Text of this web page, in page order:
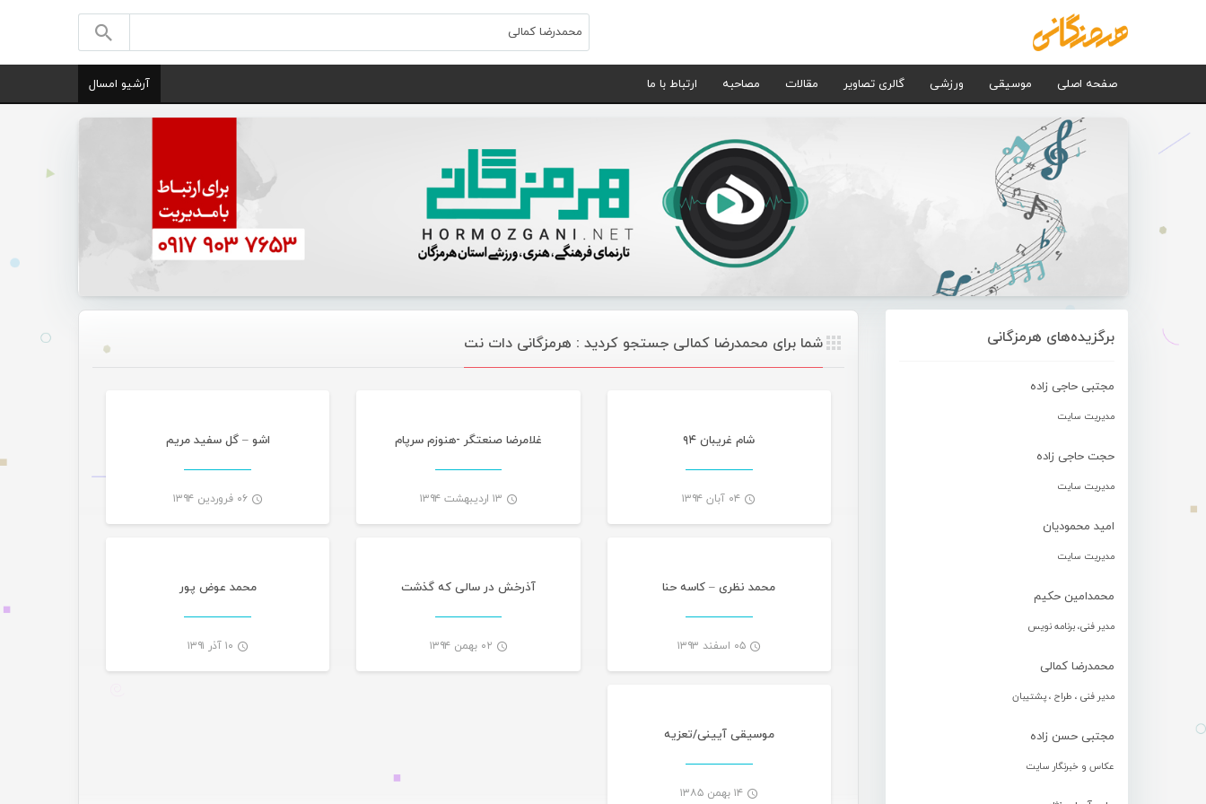
صفحه اصلی موسیقی ورزشی گالری تصاویر مقالات مصاحبه ارتباط با ما آرشیو امسال
برگزیده‌های هرمزگانی
مجتبی حاجی زاده
مدیریت سایت
حجت حاجی زاده
مدیریت سایت
امید محمودیان
مدیریت سایت
محمدامین حکیم
مدیر فنی، برنامه نویس
محمدرضا کمالی
مدیر فنی ، طراح ، پشتیبان
مجتبی حسن زاده
عکاس و خبرنگار سایت
شما برای محمدرضا کمالی جستجو کردید : هرمزگانی دات نت
شام غریبان ۹۴
۰۴ آبان ۱۳۹۴
غلامرضا صنعتگر -هنوزم سرپام
۱۳ اردیبهشت ۱۳۹۴
اشو – گل سفید مریم
۰۶ فروردین ۱۳۹۴ موسیقی تازه های هرمزگانی
محمد نظری – کاسه حنا
۰۵ اسفند ۱۳۹۳
تازه های هرمزگانی
آذرخش در سالی که گذشت
۰۲ بهمن ۱۳۹۴
محمد عوض پور
۱۰ آذر ۱۳۹۱
موسیقی آیینی/تعزیه
۱۴ بهمن ۱۳۸۵